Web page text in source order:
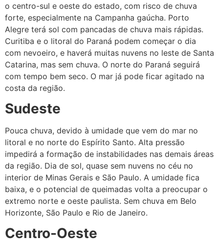
o centro-sul e oeste do estado, com risco de chuva
forte, especialmente na Campanha gaúcha. Porto
Alegre terá sol com pancadas de chuva mais rápidas.
Curitiba e o litoral do Paraná podem começar o dia
com nevoeiro, e haverá muitas nuvens no leste de Santa
Catarina, mas sem chuva. O norte do Paraná seguirá
com tempo bem seco. O mar já pode ficar agitado na
costa da região.
Sudeste
Pouca chuva, devido à umidade que vem do mar no
litoral e no norte do Espírito Santo. Alta pressão
impedirá a formação de instabilidades nas demais áreas
da região. Dia de sol, quase sem nuvens no céu no
interior de Minas Gerais e São Paulo. A umidade fica
baixa, e o potencial de queimadas volta a preocupar o
extremo norte e oeste paulista. Sem chuva em Belo
Horizonte, São Paulo e Rio de Janeiro.
Centro-Oeste